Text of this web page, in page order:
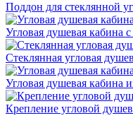
Поддон для стеклянной
Угловая душевая кабина
Стеклянная угловая
Угловая душевая кабина
Крепление угловой